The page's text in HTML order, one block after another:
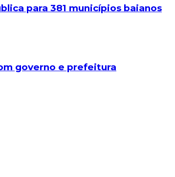
para 381 municípios baianos
governo e prefeitura